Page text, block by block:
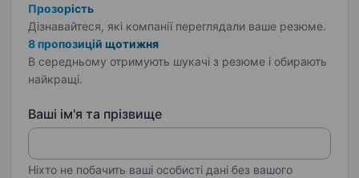
Прозорість
Дізнавайтеся, які компанії переглядали ваше резюме.
8 пропозицій щотижня
В середньому отримують шукачі з резюме і обирають
найкращі.
Ваші ім'я та прізвище
Ніхто не побачить ваші особисті дані без вашого